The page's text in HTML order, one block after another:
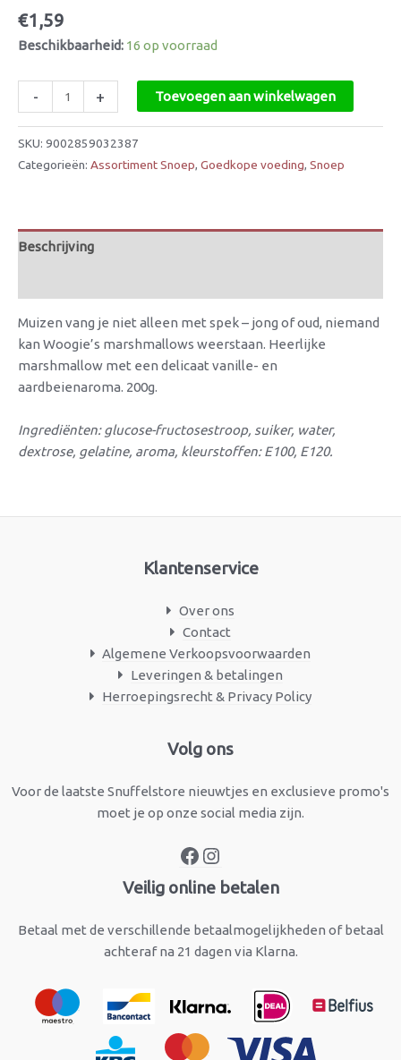
€1,59
Beschikbaarheid: 16 op voorraad
- + Toevoegen aan winkelwagen
SKU: 9002859032387
Categorieën: Assortiment Snoep, Goedkope voeding, Snoep
Beschrijving
Muizen vang je niet alleen met spek – jong of oud, niemand
kan Woogie’s marshmallows weerstaan. Heerlijke
marshmallow met een delicaat vanille- en
aardbeienaroma. 200g.
Ingrediënten: glucose-fructosestroop, suiker, water,
dextrose, gelatine, aroma, kleurstoffen: E100, E120.
Klantenservice
Over ons
Contact
Algemene Verkoopsvoorwaarden
Leveringen & betalingen
Herroepingsrecht & Privacy Policy
Volg ons
Voor de laatste Snuffelstore nieuwtjes en exclusieve promo's
moet je op onze social media zijn.
Facebook
Veilig online betalen
Betaal met de verschillende betaalmogelijkheden of betaal
achteraf na 21 dagen via Klarna.